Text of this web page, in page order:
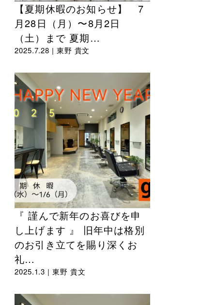
【夏期休暇のお知らせ】 7
月28日（月）〜8月2日
（土）まで 夏期…
2025.7.28 | 東野 貴文
『 謹んで新年のお喜びを申
し上げます 』 旧年中は格別
のお引き立てを賜り深くお
礼…
2025.1.3 | 東野 貴文